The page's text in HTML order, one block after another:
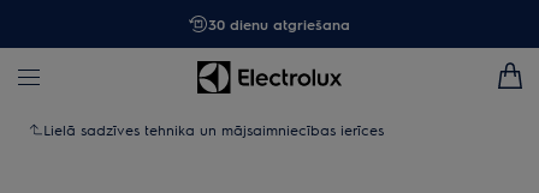
30 dienu atgriešana
Lielā sadzīves tehnika un mājsaimniecības ierīces